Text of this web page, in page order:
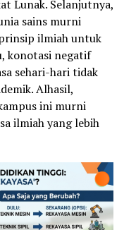
Lunak. Selanjutnya,
sains murni
ilmiah untuk
konotasi negatif
sehari-hari tidak
Alhasil,
ini murni
ilmiah yang lebih